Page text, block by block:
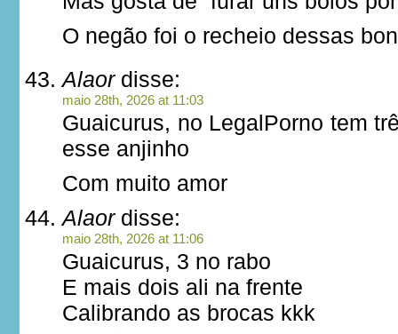
O negão foi o recheio dessas
Alaordisse:
maio 28th, 2026 at 11:03
Guaicurus, no LegalPorno tem
esse anjinho
Com muito amor
Alaordisse:
maio 28th, 2026 at 11:06
Guaicurus, 3 no rabo
E mais dois ali na frente
Calibrando as brocas kkk